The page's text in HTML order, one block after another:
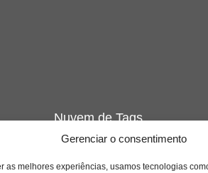
Gerenciar o consentimento
as melhores experiências, usamos tecnologias
Nuvem de Tags
amor ansiedade arte caos CAPS
cinema comportamento corpo